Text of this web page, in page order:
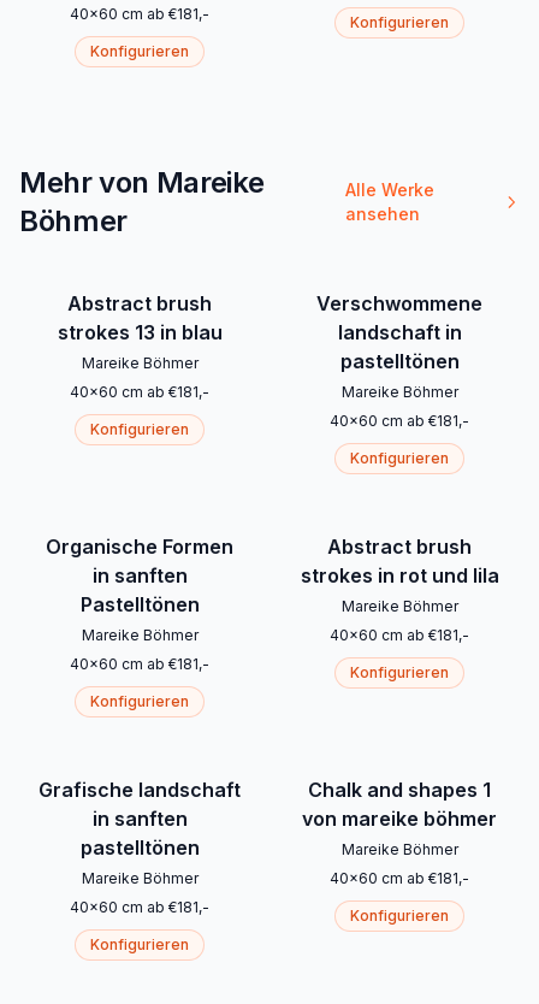
40x60 cm ab €181,-
Konfigurieren
Konfigurieren
Mehr von Mareike
Böhmer
Alle Werke
ansehen
Abstract brush
strokes 13 in blau
Mareike Böhmer
40x60 cm ab €181,-
Konfigurieren
Verschwommene
landschaft in
pastelltönen
Mareike Böhmer
40x60 cm ab €181,-
Konfigurieren
Organische Formen
in sanften
Pastelltönen
Mareike Böhmer
40x60 cm ab €181,-
Konfigurieren
Abstract brush
strokes in rot und lila
Mareike Böhmer
40x60 cm ab €181,-
Konfigurieren
Grafische landschaft
in sanften
pastelltönen
Mareike Böhmer
40x60 cm ab €181,-
Konfigurieren
Chalk and shapes 1
von mareike böhmer
Mareike Böhmer
40x60 cm ab €181,-
Konfigurieren